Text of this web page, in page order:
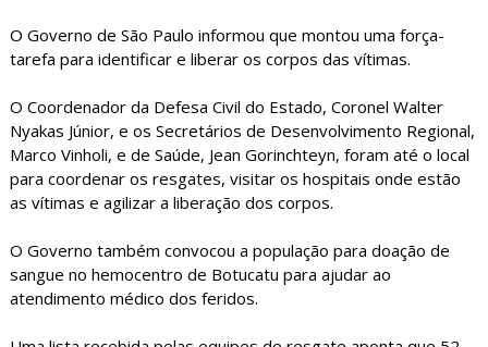
O Governo de São Paulo informou que montou uma força-
tarefa para identificar e liberar os corpos das vítimas.
O Coordenador da Defesa Civil do Estado, Coronel Walter
Nyakas Júnior, e os Secretários de Desenvolvimento Regional,
Marco Vinholi, e de Saúde, Jean Gorinchteyn, foram até o local
para coordenar os resgates, visitar os hospitais onde estão
as vítimas e agilizar a liberação dos corpos.
O Governo também convocou a população para doação de
sangue no hemocentro de Botucatu para ajudar ao
atendimento médico dos feridos.